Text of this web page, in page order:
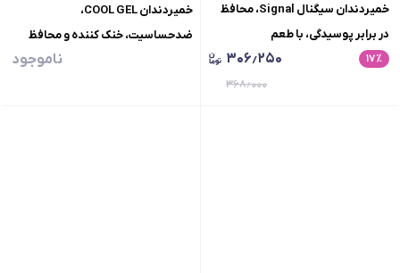
خمیردندان سیگنال Signal، محافظ
در برابر پوسیدگی، با طعم
نعناع،حجم100میلی لیتر
۱۷٪ ۳۰۶٫۲۵۰
۳۶۸٫۰۰۰
خمیردندان COOL GEL،
ضدحساسیت، خنک کننده و محافظ
ناموجود